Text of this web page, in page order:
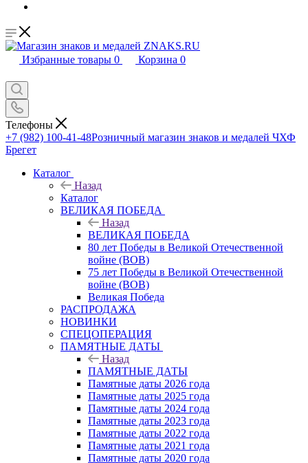
Избранные товары 0 Корзина 0
Телефоны
+7 (982) 100-41-48Розничный магазин знаков и медалей ЧХФ
Брегет
Каталог
Назад
Каталог
ВЕЛИКАЯ ПОБЕДА
Назад
ВЕЛИКАЯ ПОБЕДА
80 лет Победы в Великой Отечественной
войне (ВОВ)
75 лет Победы в Великой Отечественной
войне (ВОВ)
Великая Победа
РАСПРОДАЖА
НОВИНКИ
СПЕЦОПЕРАЦИЯ
ПАМЯТНЫЕ ДАТЫ
Назад
ПАМЯТНЫЕ ДАТЫ
Памятные даты 2026 года
Памятные даты 2025 года
Памятные даты 2024 года
Памятные даты 2023 года
Памятные даты 2022 года
Памятные даты 2021 года
Памятные даты 2020 года